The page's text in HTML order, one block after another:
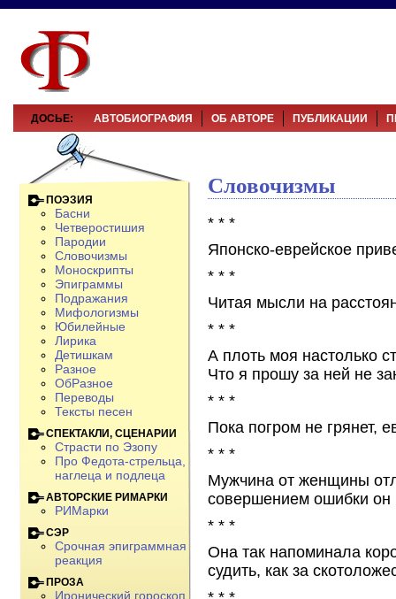
ДОСЬЕ: АВТОБИОГРАФИЯ ОБ АВТОРЕ ПУБЛИКАЦИИ
Словочизмы
* * *
Японско-еврейское
* * *
Читая мысли на
* * *
А плоть моя настолько
Что я прошу за ней не
* * *
Пока погром не грянет,
* * *
Мужчина от женщины
совершением ошибки он
* * *
Она так напоминала
судить, как за
ПОЭЗИЯ
Басни
Четверостишия
Пародии
Словочизмы
Моноскрипты
Эпиграммы
Подражания
Мифологизмы
Юбилейные
Лирика
Детишкам
Разное
ОбРазное
Переводы
Тексты песен
СПЕКТАКЛИ, СЦЕНАРИИ
Страсти по Эзопу
Про Федота-стрельца,
наглеца и подлеца
АВТОРСКИЕ РИМАРКИ
РИМарки
СЭР
Срочная эпиграммная
реакция
ПРОЗА
Иронический гороскоп